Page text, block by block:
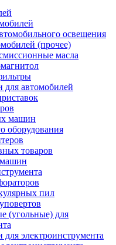
освещения
(прочее)
масла
автомобилей
машин
оборудования
товаров
пил
(угольные) для
электроинструмента